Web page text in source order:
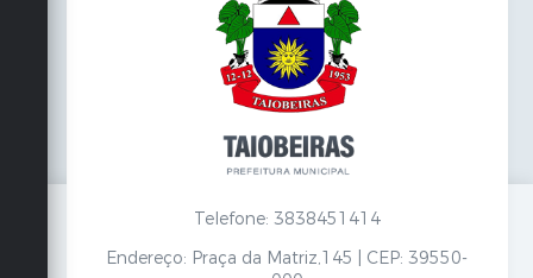
Telefone: 3838451414
Endereço: Praça da Matriz,145 | CEP: 39550-